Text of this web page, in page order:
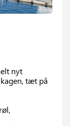
nyt
tæt på